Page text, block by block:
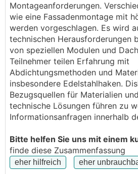
LG Thomas
Montageanforderungen.
wie eine Fassadenmontage mit
werden vorgeschlagen. Es wird
technischen Herausforderungen
von speziellen Modulen und
Teilnehmer teilen Erfahrung mit
Abdichtungsmethoden und
insbesondere Edelstahlhaken.
Bezugsquellen für Materialien
technische Lösungen führen zu
Informationsanfragen innerhalb
Bitte helfen Sie uns mit einem
finde diese Zusammenfassung